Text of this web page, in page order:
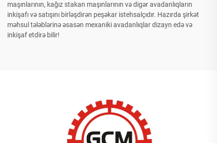
maşınlarının, kağız stakan maşınlarının və digər avadanlıqların
inkişafı və satışını birləşdirən peşəkar istehsalçıdır. Hazırda şirkət
məhsul tələblərinə əsasən mexaniki avadanlıqlar dizayn edə və
inkişaf etdirə bilir!